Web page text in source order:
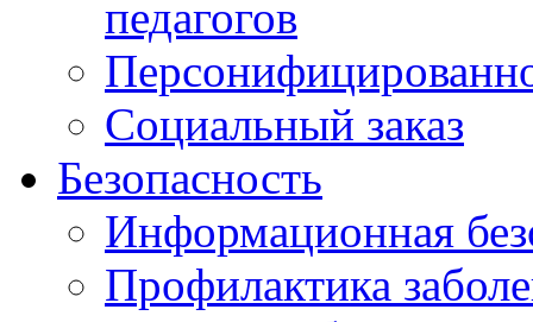
педагогов
Социальный заказ
Безопасность
Информационная
Профилактика